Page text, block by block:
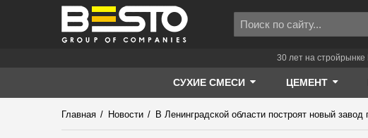
30 лет на стройрынке
СУХИЕ СМЕСИ ЦЕМЕНТ
Главная / Новости / В Ленинградской области построят новый